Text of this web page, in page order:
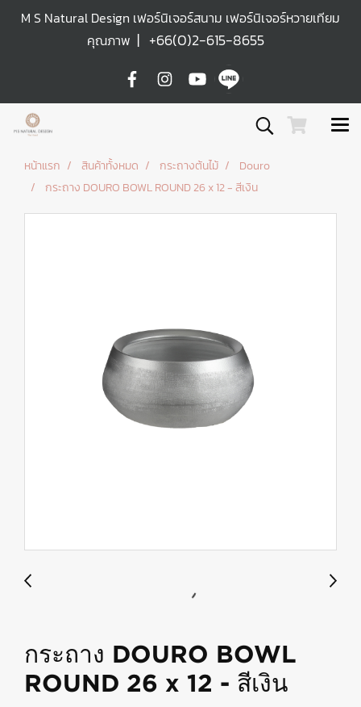
M S Natural Design เฟอร์นิเจอร์สนาม เฟอร์นิเจอร์หวายเทียม
คุณภาพ | +66(0)2-615-8655
หน้าแรก สินค้าทั้งหมด กระถางต้นไม้
Douro
กระถาง DOURO BOWL ROUND 26 x 12 - สีเงิน
กระถาง DOURO BOWL
ROUND 26 x 12 - สีเงิน